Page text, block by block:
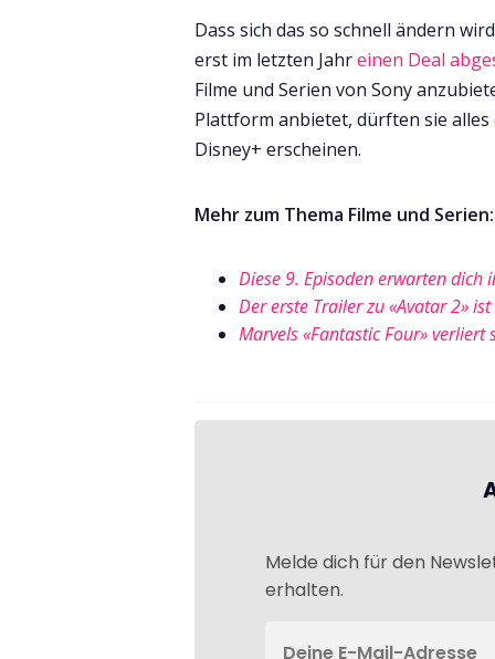
Dass sich das so schnell ändern
erst im letzten Jahreinen Deal
Filme und Serien von Sony
Plattform anbietet, dürften sie alles
Disney+ erscheinen.
Mehr zum Thema Filme und Serien:
Diese 9. Episoden erwarten dich
Der erste Trailer zu «Avatar 2»
Marvels «Fantastic Four» verliert
Melde dich für den
erhalten.